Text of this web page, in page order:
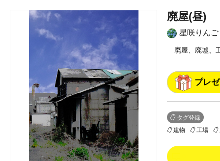
廃屋(昼)
星咲りんご
廃屋、廃墟、
プレ
タグ登録
建物
工場